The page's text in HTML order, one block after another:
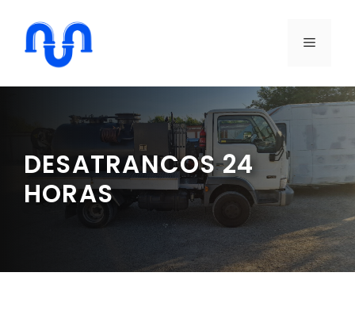
contenido
MENÚ
DESATRANCOS 24
HORAS